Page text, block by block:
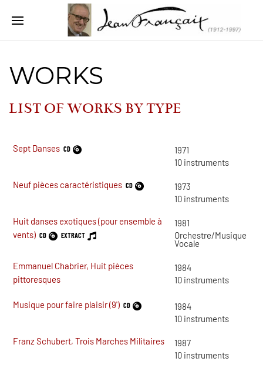
WORKS
LIST OF WORKS BYTYPE
Sept Danses CD
1971
10 instruments
Neuf pièces caractéristiques CD
1973
10 instruments
Huit danses exotiques (pour ensemble à
vents) CD EXTRACT
1981
Orchestre/Musique
Vocale
Emmanuel Chabrier, Huit pièces
pittoresques
1984
10 instruments
Musique pour faire plaisir (9') CD
1984
10 instruments
Franz Schubert, Trois Marches Militaires
1987
10 instruments